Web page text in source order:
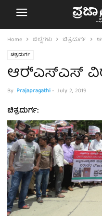
Home ಜಿಲ್ಲೆಗಳು ಚಿತ್ರದುರ್ಗ
ಚಿತ್ರದುರ್ಗ
ಆರ್‍ಎಸ್‍ಎಸ್
By Prajapragathi- July 2, 2019
ಚಿತ್ರದುರ್ಗ: